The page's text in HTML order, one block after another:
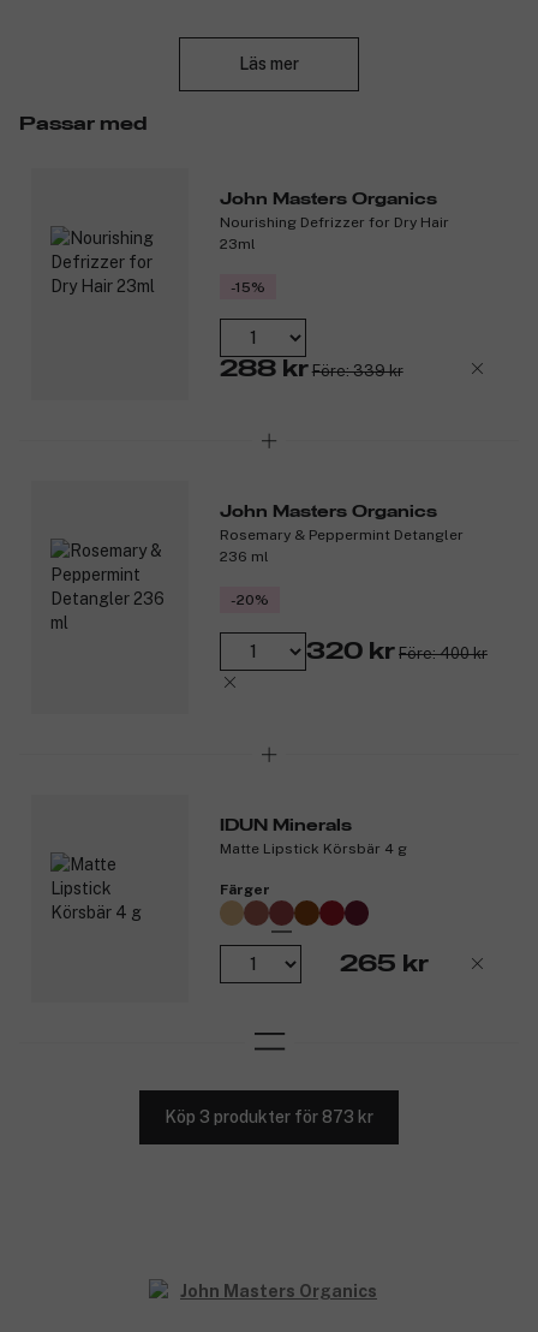
Läs mer
Passar med
John Masters Organics
Nourishing Defrizzer for Dry Hair
23ml
-15%
288 kr Före: 339 kr
John Masters Organics
Rosemary & Peppermint Detangler
236 ml
-20%
320 kr Före: 400 kr
IDUN Minerals
Matte Lipstick Körsbär 4 g
Färger
265 kr
Köp 3 produkter för 873 kr